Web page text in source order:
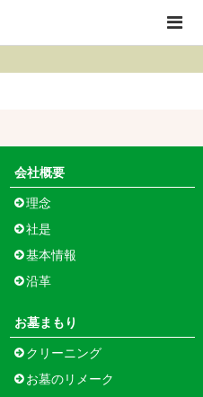
会社概要
理念
社是
基本情報
沿革
お墓まもり
クリーニング
お墓のリメーク